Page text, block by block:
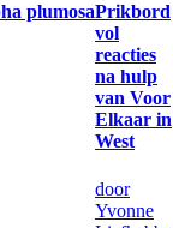
plumosaPrikbord
vol
reacties
na hulp
van Voor
Elkaar in
West
door
Yvonne